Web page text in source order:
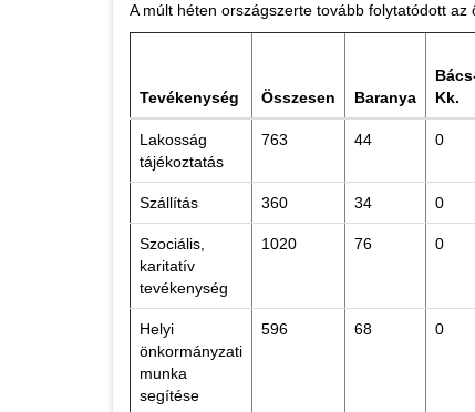
A múlt héten országszerte tovább folytatódott
Tevékenység Összesen Baranya
Kk.
Lakosság
tájékoztatás
763 44 0
Szállítás 360 34 0
Szociális,
karitatív
tevékenység
1020 76 0
Helyi
önkormányzati
munka
segítése
596 68 0